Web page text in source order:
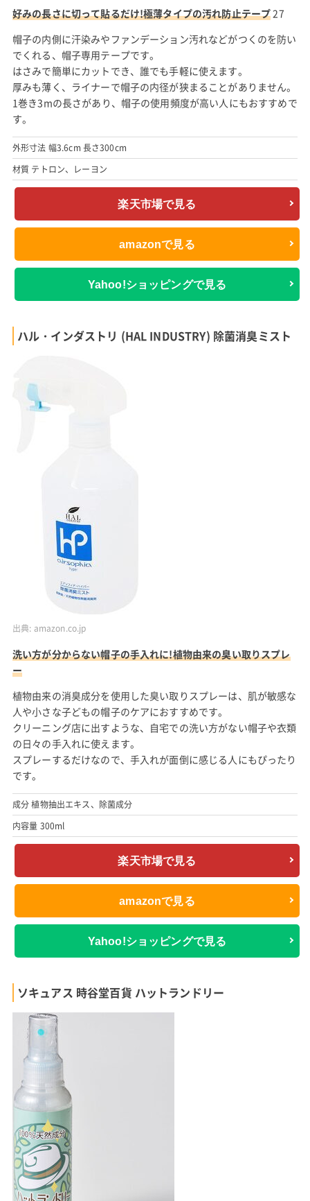
好みの長さに切って貼るだけ!極薄タイプの汚れ防止テープ27
帽子の内側に汗染みやファンデーション汚れなどがつくのを防い
でくれる、帽子専用テープです。
はさみで簡単にカットでき、誰でも手軽に使えます。
厚みも薄く、ライナーで帽子の内径が狭まることがありません。
1巻き3mの長さがあり、帽子の使用頻度が高い人にもおすすめで
す。
外形寸法 幅3.6cm 長さ300cm
材質 テトロン、レーヨン
楽天市場で見る
amazonで見る
Yahoo!ショッピングで見る
ハル・インダストリ (HAL INDUSTRY) 除菌消臭ミスト
出典: amazon.co.jp
洗い方が分からない帽子の手入れに!植物由来の臭い取りスプレ
ー
植物由来の消臭成分を使用した臭い取りスプレーは、肌が敏感な
人や小さな子どもの帽子のケアにおすすめです。
クリーニング店に出すような、自宅での洗い方がない帽子や衣類
の日々の手入れに使えます。
スプレーするだけなので、手入れが面倒に感じる人にもぴったり
です。
成分 植物抽出エキス、除菌成分
内容量 300ml
楽天市場で見る
amazonで見る
Yahoo!ショッピングで見る
ソキュアス 時谷堂百貨 ハットランドリー